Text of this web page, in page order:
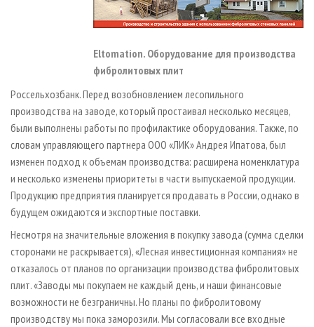
Eltomation. Оборудование для производства
фибролитовых плит
Россельхозбанк. Перед возобновлением лесопильного
производства на заводе, который простаивал несколько месяцев,
были выполнены работы по профилактике оборудования. Также, по
словам управляющего партнера ООО «ЛИК» Андрея Ипатова, был
изменен подход к объемам производства: расширена номенклатура
и несколько изменены приоритеты в части выпускаемой продукции.
Продукцию предприятия планируется продавать в России, однако в
будущем ожидаются и экспортные поставки.
Несмотря на значительные вложения в покупку завода (сумма сделки
сторонами не раскрывается), «Лесная инвестиционная компания» не
отказалось от планов по организации производства фибролитовых
плит. «Заводы мы покупаем не каждый день, и наши финансовые
возможности не безграничны. Но планы по фибролитовому
производству мы пока заморозили. Мы согласовали все входные